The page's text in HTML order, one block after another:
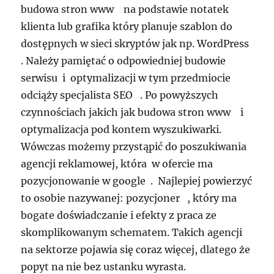
budowa stron www na podstawie notatek
klienta lub grafika który planuje szablon do
dostępnych w sieci skryptów jak np. WordPress
. Należy pamiętać o odpowiedniej budowie
serwisu i optymalizacji w tym przedmiocie
odciąży specjalista SEO . Po powyższych
czynnościach jakich jak budowa stron www i
optymalizacja pod kontem wyszukiwarki.
Wówczas możemy przystąpić do poszukiwania
agencji reklamowej, która w ofercie ma
pozycjonowanie w google . Najlepiej powierzyć
to osobie nazywanej: pozycjoner , który ma
bogate doświadczanie i efekty z praca ze
skomplikowanym schematem. Takich agencji
na sektorze pojawia się coraz więcej, dlatego że
popyt na nie bez ustanku wyrasta.